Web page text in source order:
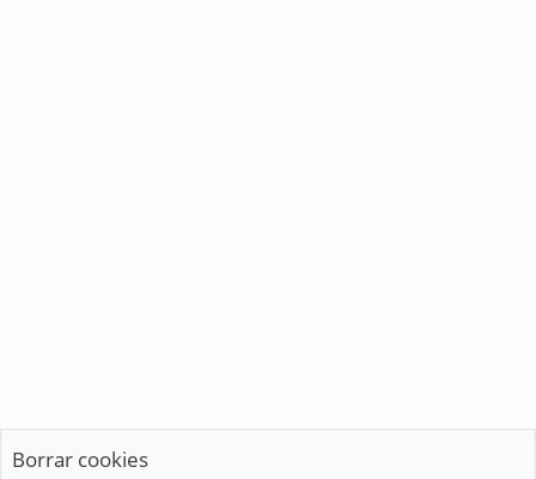
Borrar cookies